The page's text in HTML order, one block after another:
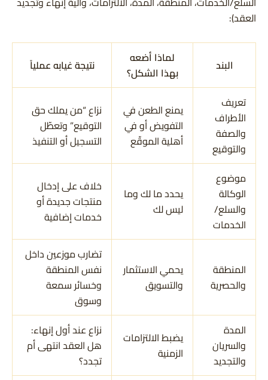
العقد):
البند
لماذا أضعه
بهذا الشكل؟
نتيجة غيابه عملياً
تعريف
الأطراف
والصفة
والتوقيع
يمنع الطعن في
التفويض أو في
أهلية الموقّع
نزاع “من يملك حق
التوقيع” وتعطّل
التسجيل أو التنفيذ
موضوع
الوكالة
والسلع/
الخدمات
يحدد ما لك وما
ليس لك
خلاف على إدخال
منتجات جديدة أو
خدمات إضافية
المنطقة
والحصرية
يحمي الاستثمار
والتسويق
تضارب موزعين داخل
نفس المنطقة
وخسائر سمعة
وسوق
المدة
والسريان
والتجديد
يضبط الالتزامات
الزمنية
نزاع عند أول إنهاء:
هل العقد انتهى أم
تجدد؟